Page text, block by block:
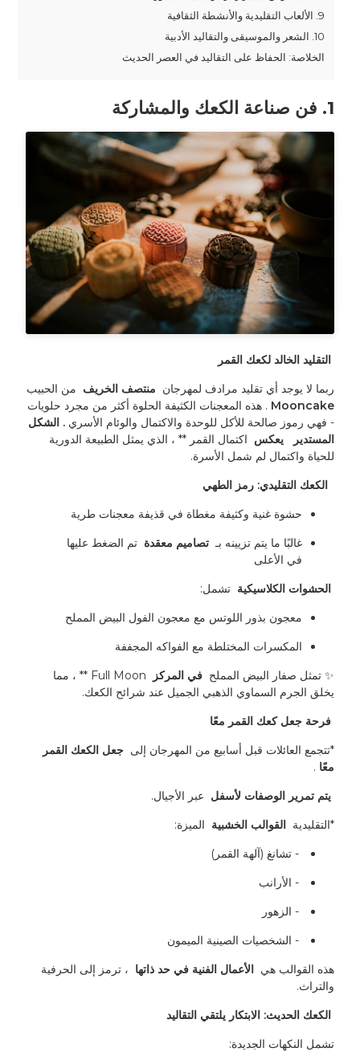
9. الألعاب التقليدية والأنشطة الثقافية
10. الشعر والموسيقى والتقاليد الأدبية
الخلاصة: الحفاظ على التقاليد في العصر الحديث
1. فن صناعة الكعك والمشاركة
ربما لا يوجد أي تقليد مرادف لمهرجان منتصف الخريف من الحبيب
Mooncake
- فهي رموز صالحة للأكل للوحدة والاكتمال والوئام الأسري
المستدير
يعكس
للحياة واكتمال لم شمل الأسرة.
الكعك التقليدي: رمز الطهي
حشوة غنية وكثيفة مغطاة في قذيفة معجنات طرية
غالبًا ما يتم تزيينه بـ تصاميم معقدة
في الأعلى
تشمل:
معجون بذور اللوتس مع معجون الفول البيض المملح
المكسرات المختلطة مع الفواكه المجففة
✨ تمثل صفار البيض المملح في المركز
يخلق الجرم السماوي الذهبي الجميل عند شرائح الكعك.
فرحة جعل كعك القمر معًا
*تتجمع العائلات قبل أسابيع من المهرجان إلى
معًا .
يتم تمرير الوصفات لأسفل
عبر الأجيال.
*التقليدية القوالب الخشبية الميزة:
- تشانغ (آلهة القمر)
- الأرانب
- الزهور
- الشخصيات الصينية الميمون
هذه القوالب هي الأعمال الفنية في حد ذاتها
والتراث.
تشمل النكهات الجديدة: